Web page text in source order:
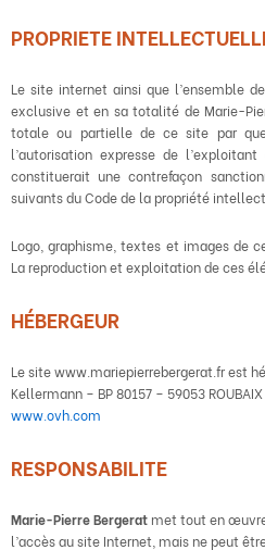
PROPRIETE
Le site internet ainsi que l’ensemble
exclusive et en sa totalité de Marie-
totale ou partielle de ce site par
l’autorisation expresse de
constituerait une contrefaçon
suivants du Code de la propriété
Logo, graphisme, textes et images de
La reproduction et exploitation de ces
HÉBERGEUR
Le site www.mariepierrebergerat.fr est
Kellermann – BP 80157 – 59053
www.ovh.com
RESPONSABILITE
Marie-Pierre Bergerat met tout en
l’accès au site Internet, mais ne peut